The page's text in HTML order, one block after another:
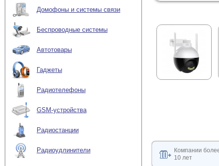
Домофоны и системы связи
Беспроводные системы
Автотовары
Гаджеты
Радиотелефоны
GSM-устройства
Радиостанции
Радиоудлинители
Компании
10 лет